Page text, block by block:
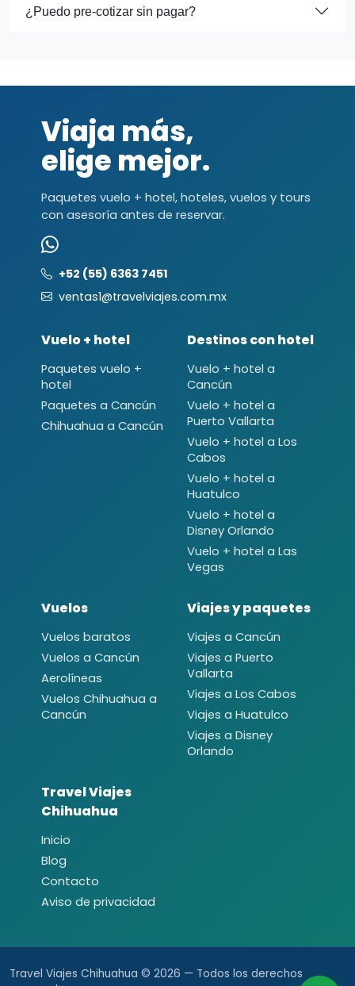
¿Puedo pre-cotizar sin pagar?
Viaja más,
elige mejor.
Paquetes vuelo + hotel, hoteles, vuelos y tours
con asesoría antes de reservar.
+52 (55) 6363 7451
ventas1@travelviajes.com.mx
Vuelo + hotel
Paquetes vuelo +
hotel
Paquetes a Cancún
Chihuahua a Cancún
Destinos con hotel
Vuelo + hotel a
Cancún
Vuelo + hotel a
Puerto Vallarta
Vuelo + hotel a Los
Cabos
Vuelo + hotel a
Huatulco
Vuelo + hotel a
Disney Orlando
Vuelo + hotel a Las
Vegas
Vuelos
Vuelos baratos
Vuelos a Cancún
Aerolíneas
Vuelos Chihuahua a
Cancún
Viajes y paquetes
Viajes a Cancún
Viajes a Puerto
Vallarta
Viajes a Los Cabos
Viajes a Huatulco
Viajes a Disney
Orlando
Travel Viajes
Chihuahua
Inicio
Blog
Contacto
Aviso de privacidad
Travel Viajes Chihuahua © 2026 — Todos los derechos